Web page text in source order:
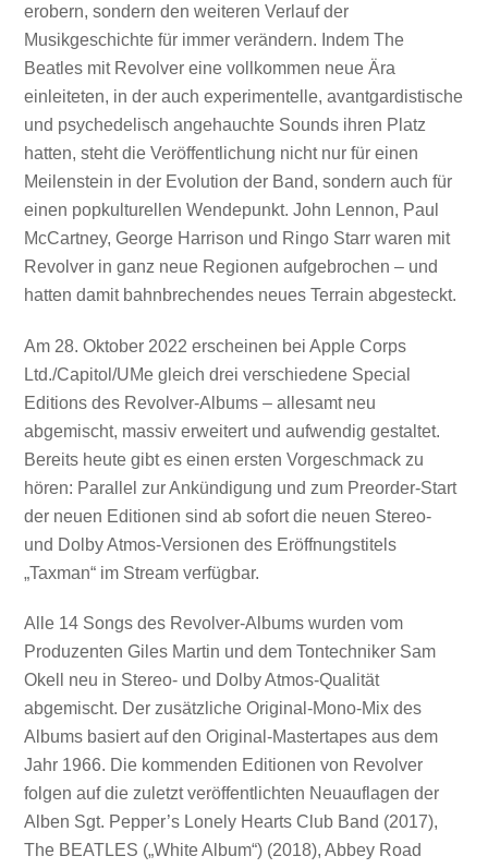
erobern, sondern den weiteren Verlauf der
Musikgeschichte für immer verändern. Indem The
Beatles mit Revolver eine vollkommen neue Ära
einleiteten, in der auch experimentelle, avantgardistische
und psychedelisch angehauchte Sounds ihren Platz
hatten, steht die Veröffentlichung nicht nur für einen
Meilenstein in der Evolution der Band, sondern auch für
einen popkulturellen Wendepunkt. John Lennon, Paul
McCartney, George Harrison und Ringo Starr waren mit
Revolver in ganz neue Regionen aufgebrochen – und
hatten damit bahnbrechendes neues Terrain abgesteckt.
Am 28. Oktober 2022 erscheinen bei Apple Corps
Ltd./Capitol/UMe gleich drei verschiedene Special
Editions des Revolver-Albums – allesamt neu
abgemischt, massiv erweitert und aufwendig gestaltet.
Bereits heute gibt es einen ersten Vorgeschmack zu
hören: Parallel zur Ankündigung und zum Preorder-Start
der neuen Editionen sind ab sofort die neuen Stereo-
und Dolby Atmos-Versionen des Eröffnungstitels
„Taxman“ im Stream verfügbar.
Alle 14 Songs des Revolver-Albums wurden vom
Produzenten Giles Martin und dem Tontechniker Sam
Okell neu in Stereo- und Dolby Atmos-Qualität
abgemischt. Der zusätzliche Original-Mono-Mix des
Albums basiert auf den Original-Mastertapes aus dem
Jahr 1966. Die kommenden Editionen von Revolver
folgen auf die zuletzt veröffentlichten Neuauflagen der
Alben Sgt. Pepper’s Lonely Hearts Club Band (2017),
The BEATLES („White Album“) (2018), Abbey Road